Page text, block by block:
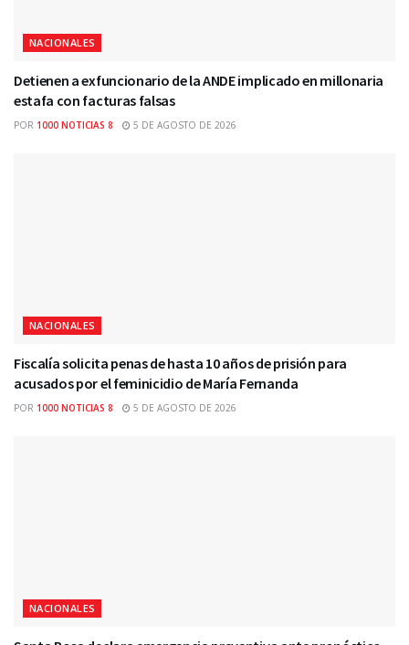
NACIONALES
Detienen a exfuncionario de la ANDE implicado en millonaria
estafa con facturas falsas
POR 1000 NOTICIAS 8 5 DE AGOSTO DE 2026
NACIONALES
Fiscalía solicita penas de hasta 10 años de prisión para
acusados por el feminicidio de María Fernanda
POR 1000 NOTICIAS 8 5 DE AGOSTO DE 2026
NACIONALES